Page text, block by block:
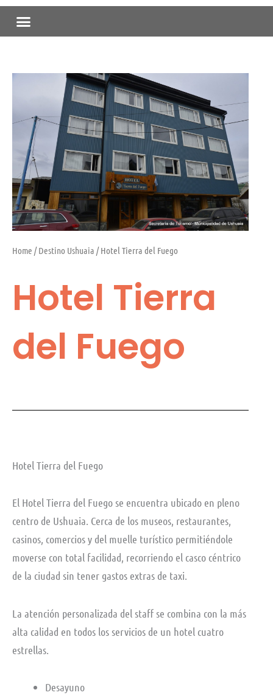
Skip
Menu
Home /Destino Ushuaia / Hotel Tierra del Fuego
Hotel Tierra
del Fuego
Hotel Tierra del Fuego
El Hotel Tierra del Fuego se encuentra ubicado en pleno
centro de Ushuaia. Cerca de los museos, restaurantes,
casinos, comercios y del muelle turístico permitiéndole
moverse con total facilidad, recorriendo el casco céntrico
de la ciudad sin tener gastos extras de taxi.
La atención personalizada del staff se combina con la más
alta calidad en todos los servicios de un hotel cuatro
estrellas.
Desayuno